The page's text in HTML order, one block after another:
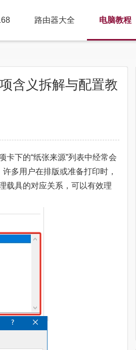
路由器大全 电脑教程
含义拆解与配置教
卡下的“纸张来源”列表中经常会
多用户在排版或准备打印时，
载具的对应关系，可以有效理